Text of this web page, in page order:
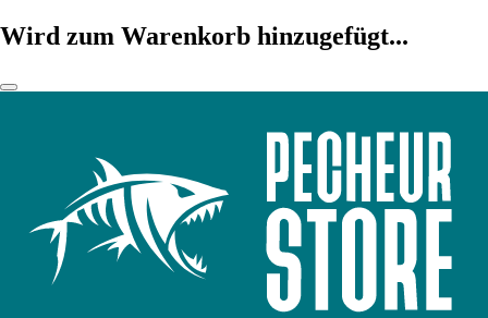
Wird zum Warenkorb hinzugefügt...